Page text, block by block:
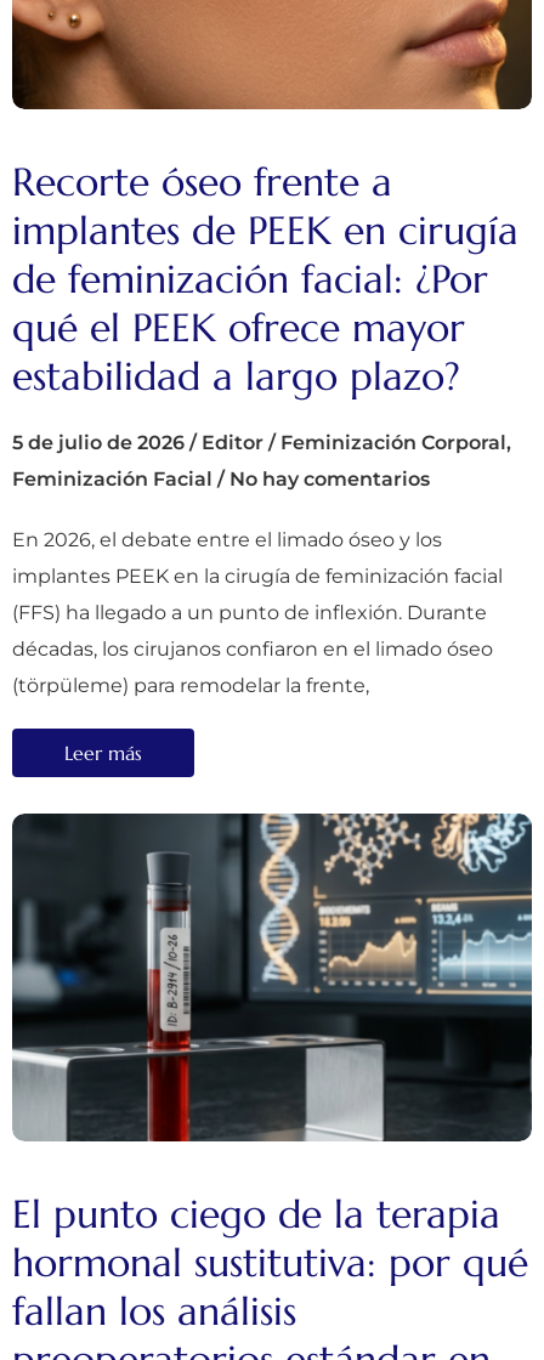
Recorte óseo frente a
implantes de PEEK en cirugía
de feminización facial: ¿Por
qué el PEEK ofrece mayor
estabilidad a largo plazo?
5 de julio de 2026 / Editor / Feminización Corporal,
Feminización Facial / No hay comentarios
En 2026, el debate entre el limado óseo y los
implantes PEEK en la cirugía de feminización facial
(FFS) ha llegado a un punto de inflexión. Durante
décadas, los cirujanos confiaron en el limado óseo
(törpüleme) para remodelar la frente,
Leer más
El punto ciego de la terapia
hormonal sustitutiva: por qué
fallan los análisis